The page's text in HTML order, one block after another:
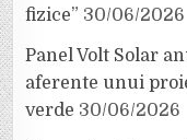
fizice” 30/06/2026
Panel Volt Solar
aferente unui
verde 30/06/2026